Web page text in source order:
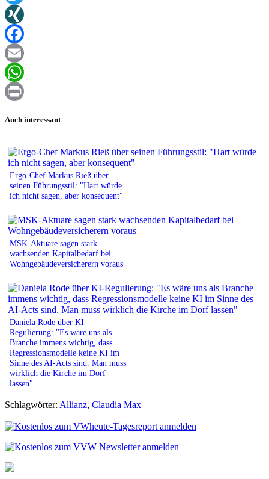
Twitter
XING
Facebook
Email
WhatsApp
Auch interessant
Ergo-Chef Markus Rieß über
seinen Führungsstil: "Hart würde
ich nicht sagen, aber konsequent"
MSK-Aktuare sagen stark
wachsenden Kapitalbedarf bei
Wohngebäudeversicherern voraus
Daniela Rode über KI-
Regulierung: "Es wäre uns als
Branche immens wichtig, dass
Regressionsmodelle keine KI im
Sinne des AI-Acts sind. Man muss
wirklich die Kirche im Dorf
lassen"
Schlagwörter: Allianz, Claudia Max